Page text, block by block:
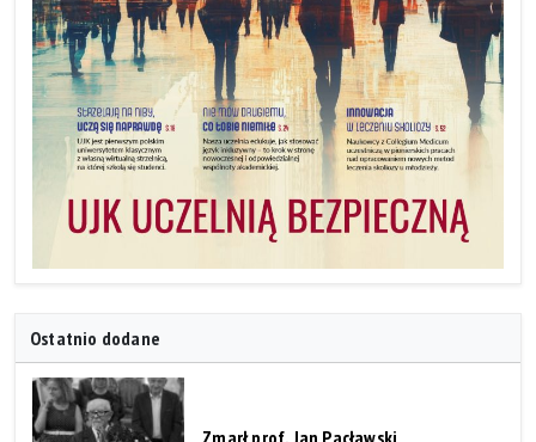
Ostatnio dodane
Zmarł prof. Jan Pacławski